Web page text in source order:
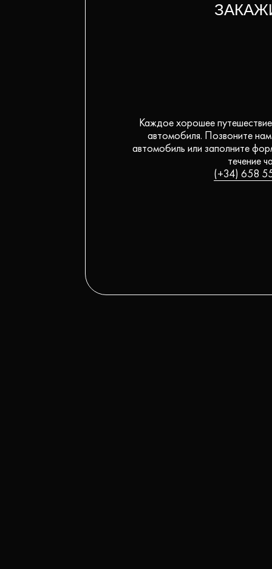
Каждое хорошее
автомобиля. Позвоните
автомобиль или заполните
течение
(+34) 658